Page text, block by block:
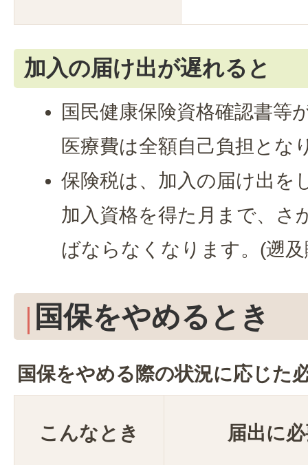
加入の届け出が遅れると
国民健康保険資格確認書等
医療費は全額自己負担とな
保険税は、加入の届け出を
加入資格を得た月まで、さ
ばならなくなります。(遡
国保をやめるとき
国保をやめる際の状況に応じた
こんなとき 届出に